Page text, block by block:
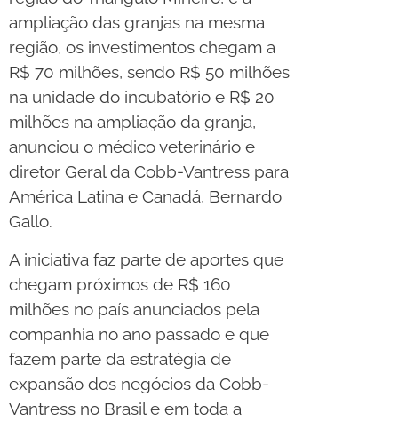
ampliação das granjas na mesma
região, os investimentos chegam a
R$ 70 milhões, sendo R$ 50 milhões
na unidade do incubatório e R$ 20
milhões na ampliação da granja,
anunciou o médico veterinário e
diretor Geral da Cobb-Vantress para
América Latina e Canadá, Bernardo
Gallo.
A iniciativa faz parte de aportes que
chegam próximos de R$ 160
milhões no país anunciados pela
companhia no ano passado e que
fazem parte da estratégia de
expansão dos negócios da Cobb-
Vantress no Brasil e em toda a